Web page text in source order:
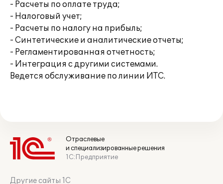
- Расчеты по оплате труда;
- Налоговый учет;
- Расчеты по налогу на прибыль;
- Синтетические и аналитические отчеты;
- Регламентированная отчетность;
- Интеграция с другими системами.
Ведется обслуживание по линии ИТС.
Отраслевые
и специализированные решения
1С:Предприятие
Другие сайты 1С